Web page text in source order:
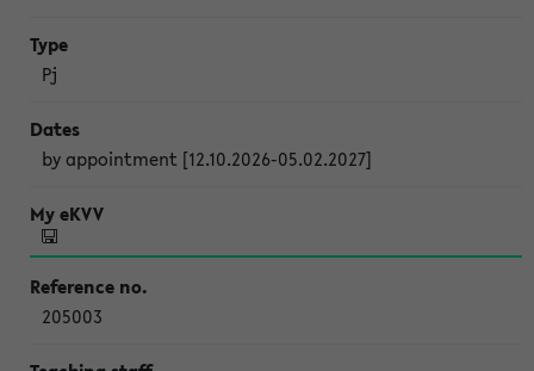
Pj
by appointment [12.10.2026-05.02.2027]
205003